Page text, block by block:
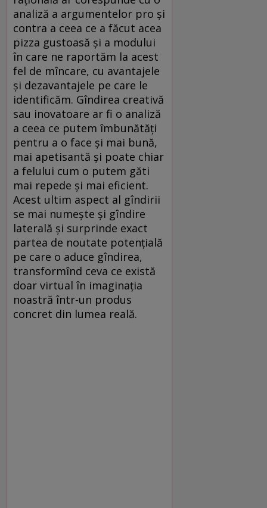
analiză a argumentelor pro și
contra a ceea ce a făcut acea
pizza gustoasă și a modului
în care ne raportăm la acest
fel de mîncare, cu avantajele
și dezavantajele pe care le
identificăm. Gîndirea creativă
sau inovatoare ar fi o analiză
a ceea ce putem îmbunătăți
pentru a o face și mai bună,
mai apetisantă și poate chiar
a felului cum o putem găti
mai repede și mai eficient.
Acest ultim aspect al gîndirii
se mai numește și gîndire
laterală și surprinde exact
partea de noutate potențială
pe care o aduce gîndirea,
transformînd ceva ce există
doar virtual în imaginația
noastră într-un produs
concret din lumea reală.